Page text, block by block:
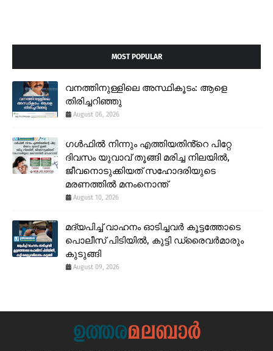
MOST POPULAR
വനത്തിനുള്ളിലെ അസ്ഥികൂടം: ആളെ
തിരിച്ചറിഞ്ഞു
August 06, 2026
ഗൾഫിൽ നിന്നും എത്തിയതിൻ്റെ പിറ്റേ
ദിവസം യുവാവ് തൂങ്ങി മരിച്ച നിലയിൽ,
ജീവനൊടുക്കിയത് സഹോദരിയുടെ
മരണത്തിൽ മനംനൊന്ത്
August 10, 2026
മദ്യപിച്ച് വാഹനം ഓടിച്ചവർ കൂട്ടത്തോടെ
പൊലീസ് പിടിയിൽ, കുട്ടി ഡ്രൈവർമാരും
കുടുങ്ങി
August 09, 2026